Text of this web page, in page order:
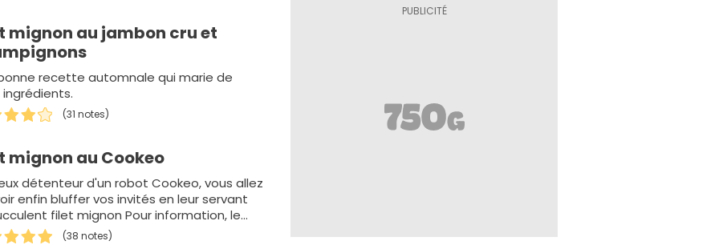
mignon au jambon cru et
recette automnale qui marie de
(31 notes)
mignon au Cookeo
détenteur d'un robot Cookeo, vous allez
enfin bluffer vos invités en leur servant
filet mignon Pour information, le…
(38 notes)